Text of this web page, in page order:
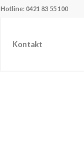
Hotline: 0421 83 55 100
Kontakt